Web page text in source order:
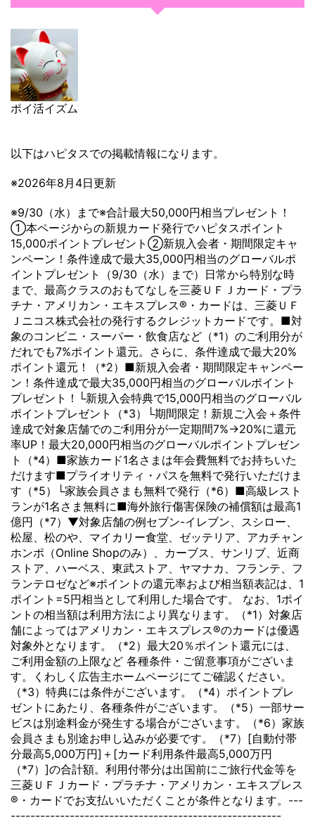
ポイ活イズム
以下はハピタスでの掲載情報になります。
※2026年8月4日更新
※9/30（水）まで※合計最大50,000円相当プレゼント！
①本ページからの新規カード発行でハピタスポイント
15,000ポイントプレゼント②新規入会者・期間限定キャ
ンペーン！条件達成で最大35,000円相当のグローバルポ
イントプレゼント（9/30（水）まで）日常から特別な時
まで、最高クラスのおもてなしを三菱ＵＦＪカード・プラ
チナ・アメリカン・エキスプレス®・カードは、三菱ＵＦ
Ｊニコス株式会社の発行するクレジットカードです。■対
象のコンビニ・スーパー・飲食店など（*1）のご利用分が
だれでも7%ポイント還元。さらに、条件達成で最大20%
ポイント還元！（*2）■新規入会者・期間限定キャンペー
ン！条件達成で最大35,000円相当のグローバルポイント
プレゼント！└新規入会特典で15,000円相当のグローバル
ポイントプレゼント（*3）└期間限定！新規ご入会＋条件
達成で対象店舗でのご利用分が一定期間7%→20%に還元
率UP！最大20,000円相当のグローバルポイントプレゼン
ト（*4）■家族カード1名さまは年会費無料でお持ちいた
だけます■プライオリティ・パスを無料で発行いただけま
す（*5）└家族会員さまも無料で発行（*6）■高級レスト
ランが1名さま無料に■海外旅行傷害保険の補償額は最高1
億円（*7）▼対象店舗の例セブン-イレブン、スシロー、
松屋、松のや、マイカリー食堂、ゼッテリア、アカチャン
ホンポ（Online Shopのみ）、カーブス、サンリブ、近商
ストア、ハーベス、東武ストア、ヤマナカ、フランテ、フ
ランテロゼなど※ポイントの還元率および相当額表記は、1
ポイント=5円相当として利用した場合です。 なお、1ポイ
ントの相当額は利用方法により異なります。（*1）対象店
舗によってはアメリカン・エキスプレス®のカードは優遇
対象外となります。（*2）最大20％ポイント還元には、
ご利用金額の上限など 各種条件・ご留意事項がございま
す。くわしく広告主ホームページにてご確認ください。
（*3）特典には条件がございます。（*4）ポイントプレ
ゼントにあたり、各種条件がございます。（*5）一部サー
ビスは別途料金が発生する場合がございます。（*6）家族
会員さまも別途お申し込みが必要です。（*7）[自動付帯
分最高5,000万円]＋[カード利用条件最高5,000万円
（*7）]の合計額。利用付帯分は出国前にご旅行代金等を
三菱ＵＦＪカード・プラチナ・アメリカン・エキスプレス
®・カードでお支払いいただくことが条件となります。---
-------------------------------------------------------